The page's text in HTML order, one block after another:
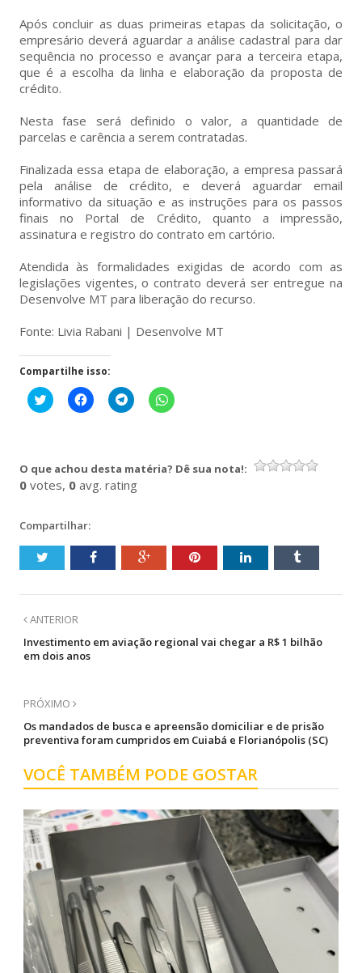
Após concluir as duas primeiras etapas da solicitação, o
empresário deverá aguardar a análise cadastral para dar
sequência no processo e avançar para a terceira etapa,
que é a escolha da linha e elaboração da proposta de
crédito.
Nesta fase será definido o valor, a quantidade de
parcelas e carência a serem contratadas.
Finalizada essa etapa de elaboração, a empresa passará
pela análise de crédito, e deverá aguardar email
informativo da situação e as instruções para os passos
finais no Portal de Crédito, quanto a impressão,
assinatura e registro do contrato em cartório.
Atendida às formalidades exigidas de acordo com as
legislações vigentes, o contrato deverá ser entregue na
Desenvolve MT para liberação do recurso.
Fonte: Livia Rabani | Desenvolve MT
Compartilhe isso:
Clique
para
janela)
Clique
para
janela)
Clique
para
janela)
Clique
para
janela)
O que achou desta matéria? Dê sua nota!:
0 votes, 0 avg. rating
Compartilhar:
ANTERIOR
Investimento em aviação regional vai chegar a R$ 1 bilhão
em dois anos
PRÓXIMO
Os mandados de busca e apreensão domiciliar e de prisão
preventiva foram cumpridos em Cuiabá e Florianópolis (SC)
VOCÊ TAMBÉM PODE GOSTAR